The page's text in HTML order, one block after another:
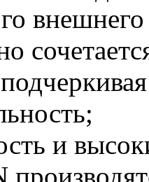
и